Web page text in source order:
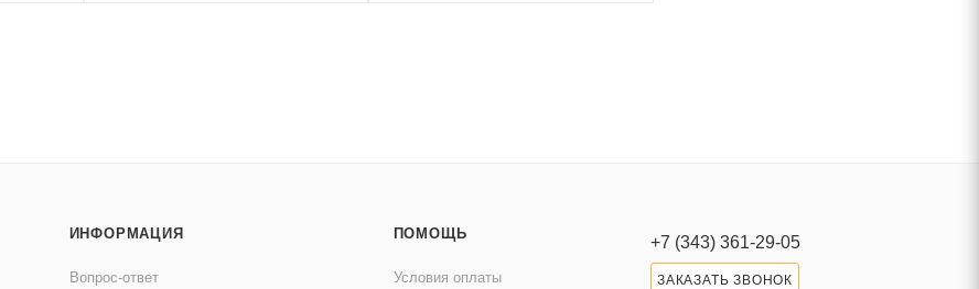
ИНФОРМАЦИЯ
Вопрос-ответ
ПОМОЩЬ
Условия оплаты
+7 (343) 361-29-05
ЗАКАЗАТЬ ЗВОНОК